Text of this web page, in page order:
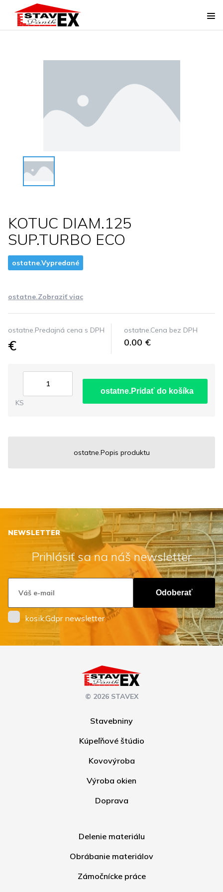
KOTUC DIAM.125
SUP.TURBO ECO
ostatne.Vypredané
ostatne.Zobraziť viac
ostatne.Predajná cena s DPH
€
ostatne.Cena bez DPH
0.00 €
KS
ostatne.Pridať do košíka
ostatne.Popis produktu
NEWSLETTER
Prihlásiť sa na náš newsletter
Odoberať
kosik.Gdpr newsletter
© 2026 STAVEX
Stavebniny
Kúpeľňové štúdio
Kovovýroba
Výroba okien
Doprava
Delenie materiálu
Obrábanie materiálov
Zámočnícke práce